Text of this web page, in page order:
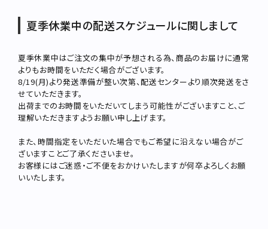
夏季休業中の配送スケジュールに関しまして
夏季休業中はご注文の集中が予想される為、商品のお届けに通常
よりもお時間をいただく場合がございます。
8/19(月)より発送準備が整い次第、配送センターより順次発送をさ
せていただきます。
出荷までのお時間をいただいてしまう可能性がございますこと、ご
理解いただきますようお願い申し上げます。
また、時間指定をいただいた場合でもご希望に沿えない場合がご
ざいますことご了承くださいませ。
お客様にはご迷惑・ご不便をおかけいたしますが何卒よろしくお願
いいたします。